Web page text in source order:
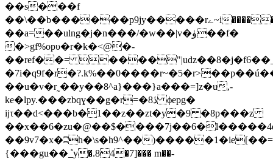
��s���f
��\��b������p9jy�����rے~i��������r��y���*�k�q�0��d%̓�sm�����e6�[��jk;�v��n�mu2\ϋ�v���^��6f��q��,��knd����'������cu�}
��a=��ulng�j�n���/�w��|v�ۈ��f�
�>gf%opυ�r�k�<@�-
��ref��=
��u�v�r˷��y��8^a}���}a���=]z�u,-
ke�lpy.���zbqɣ��g�r=�ڎ8 ϕepg�
ijτ��d<���b�1��z��zt�y�9 �8p���z
��9v7�x�ʭh�\s�h9^��
{���gu��ܶ_y�.84�7]��� m��-